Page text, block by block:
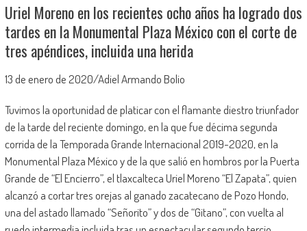
Uriel Moreno en los recientes ocho años ha logrado dos
tardes en la Monumental Plaza México con el corte de
tres apéndices, incluida una herida
13 de enero de 2020/Adiel Armando Bolio
Tuvimos la oportunidad de platicar con el flamante diestro triunfador
de la tarde del reciente domingo, en la que fue décima segunda
corrida de la Temporada Grande Internacional 2019-2020, en la
Monumental Plaza México y de la que salió en hombros por la Puerta
Grande de “El Encierro”, el tlaxcalteca Uriel Moreno “El Zapata”, quien
alcanzó a cortar tres orejas al ganado zacatecano de Pozo Hondo,
una del astado llamado “Señorito” y dos de “Gitano”, con vuelta al